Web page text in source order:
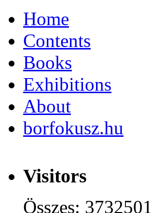
Home
Contents
Books
Exhibitions
About
borfokusz.hu
Visitors
Összes: 3732501